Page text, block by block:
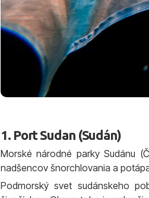
1. Port Sudan (Sudán)
Morské národné parky Sudánu
nadšencov šnorchlovania a
Podmorský svet sudánskeho